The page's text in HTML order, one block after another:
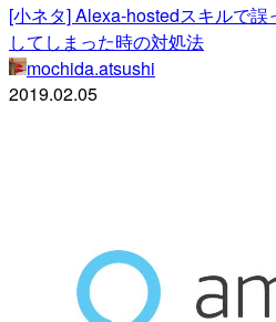
[小ネタ] Alexa-hostedスキルで
してしまった時の対処法
mochida.atsushi
2019.02.05